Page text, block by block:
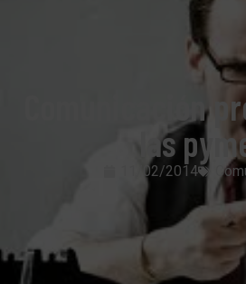
Comunicación
las
11/02/2014